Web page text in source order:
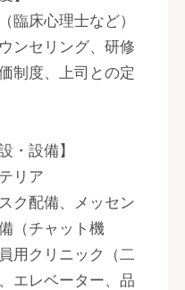
臨床心理士など）
ンセリング、研修
制度、上司との定
・設備】
リア
ク配備、メッセン
（チャット機
用クリニック（二
エレベーター、品